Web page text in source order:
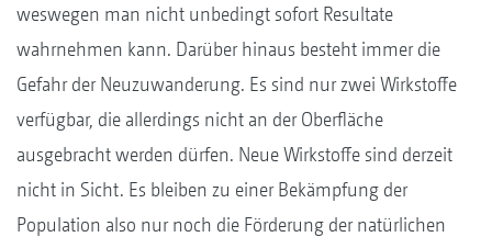
weswegen man nicht unbedingt sofort Resultate
wahrnehmen kann. Darüber hinaus besteht immer die
Gefahr der Neuzuwanderung. Es sind nur zwei Wirkstoffe
verfügbar, die allerdings nicht an der Oberfläche
ausgebracht werden dürfen. Neue Wirkstoffe sind derzeit
nicht in Sicht. Es bleiben zu einer Bekämpfung der
Population also nur noch die Förderung der natürlichen